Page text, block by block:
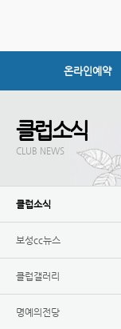
온라인예약
클럽소식
CLUB NEWS
클럽소식
보성cc뉴스
클럽갤러리
명예의전당